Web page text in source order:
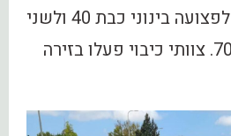
בזירה סיוע ראשוני לפצועה בינוני כבת 40 ולשני
נפגעים קל בגילאי 70. צוותי כיבוי פעלו בזירה